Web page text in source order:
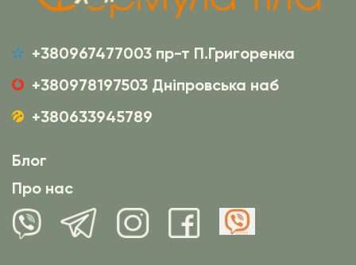
+380967477003 пр-т П.Григоренка
+380978197503 Дніпровська наб
+380633945789
Блог
Про нас